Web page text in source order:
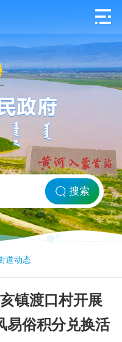
搜索
道动态
镇渡口村开展
易俗积分兑换活